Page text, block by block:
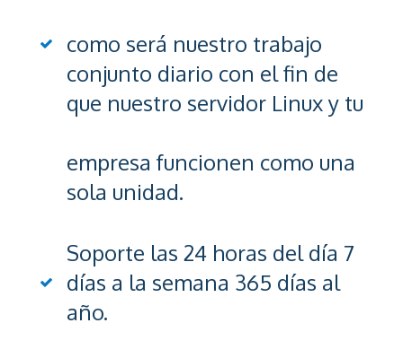
como será nuestro trabajo
conjunto diario con el fin de
que nuestro servidor Linux y tu
empresa funcionen como una
sola unidad.
Soporte las 24 horas del día 7
días a la semana 365 días al
año.